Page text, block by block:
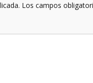
Los campos